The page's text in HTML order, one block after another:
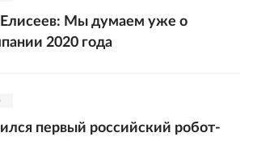
Елисеев: Мы думаем уже о
2020 года
первый российский робот-